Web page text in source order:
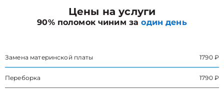
Цены на услуги
90% поломок чиним заодин день
Замена материнской платы 1790 ₽
Переборка 1790 ₽